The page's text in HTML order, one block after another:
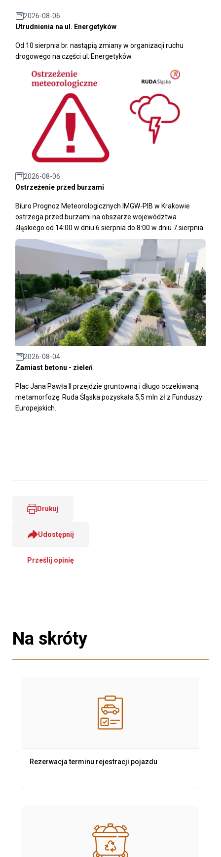
2026-08-06
Utrudnienia na ul. Energetyków
Od 10 sierpnia br. nastąpią zmiany w organizacji ruchu
drogowego na części ul. Energetyków.
2026-08-06
Ostrzeżenie przed burzami
Biuro Prognoz Meteorologicznych IMGW-PIB w Krakowie
ostrzega przed burzami na obszarze województwa
śląskiego od 14:00 w dniu 6 sierpnia do 8:00 w dniu 7 sierpnia.
2026-08-04
Zamiast betonu - zieleń
Plac Jana Pawła II przejdzie gruntowną i długo oczekiwaną
metamorfozę. Ruda Śląska pozyskała 5,5 mln zł z Funduszy
Europejskich.
Drukuj
Udostępnij
Prześlij opinię
Na skróty
Rezerwacja terminu rejestracji pojazdu